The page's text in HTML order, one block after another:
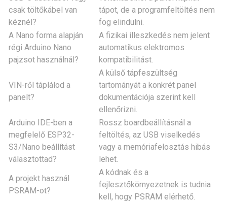
csak töltőkábel van
kéznél?
tápot, de a programfeltöltés nem
fog elindulni.
A Nano forma alapján
régi Arduino Nano
pajzsot használnál?
A fizikai illeszkedés nem jelent
automatikus elektromos
kompatibilitást.
VIN-ről táplálod a
panelt?
A külső tápfeszültség
tartományát a konkrét panel
dokumentációja szerint kell
ellenőrizni.
Arduino IDE-ben a
megfelelő ESP32-
S3/Nano beállítást
választottad?
Rossz boardbeállításnál a
feltöltés, az USB viselkedés
vagy a memóriafelosztás hibás
lehet.
A projekt használ
PSRAM-ot?
A kódnak és a
fejlesztőkörnyezetnek is tudnia
kell, hogy PSRAM elérhető.